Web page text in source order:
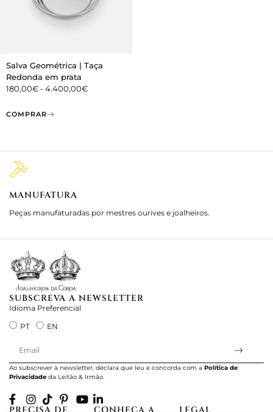
Salva Geométrica | Taça
Redonda em prata
180,00€-4.400,00€
COMPRAR
MANUFATURA
Peças manufaturadas por mestres ourives e joalheiros.
SUBSCREVA A NEWSLETTER
Idioma Preferencial
PT
EN
Ao subscrever à newsletter, declara que leu e concorda com a Política de
Privacidade da Leitão & Irmão.